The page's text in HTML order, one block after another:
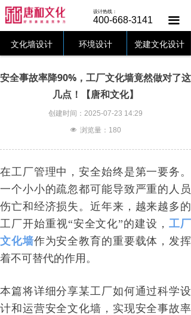
끀
唐和首页
文化墙设计
客户案例
唐和动态
关于唐和
联系唐和
设计热线：
400-668-3141
文化墙设计 环境设计 党建文化设计
安全事故率降90%，工厂文化墙竟然做对了这
几点！【唐和文化】
创建时间： 2025-07-23 14:29
넶 浏览量： 180
在工厂管理中，安全始终是第一要务。
一个小小的疏忽都可能导致严重的人员
伤亡和经济损失。近年来，越来越多的
工厂开始重视“安全文化”的建设，工厂
文化墙作为安全教育的重要载体，发挥
着不可替代的作用。
本篇将详细分享某工厂如何通过科学设
计和运营安全文化墙，实现安全事故率